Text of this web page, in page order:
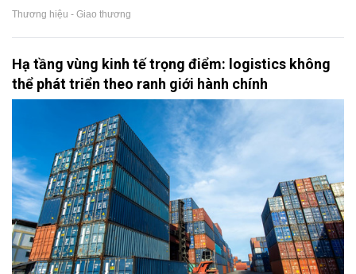
Thương hiệu - Giao thương
Hạ tầng vùng kinh tế trọng điểm: logistics không
thể phát triển theo ranh giới hành chính